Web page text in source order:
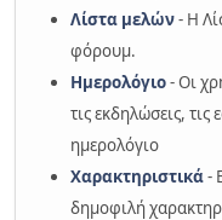
Λίστα μελών- Η
φόρουμ.
Ημερολόγιο- Οι
τις εκδηλώσεις, τις
ημερολόγιο
Χαρακτηριστικά-
δημοφιλή